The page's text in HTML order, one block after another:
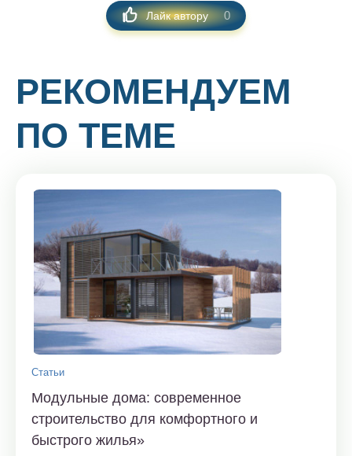
Лайк автору 0
РЕКОМЕНДУЕМ
ПО ТЕМЕ
Статьи
Модульные дома: современное
строительство для комфортного и
быстрого жилья»